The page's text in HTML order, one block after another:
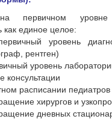
первичном уровне
как единое целое:
уровень
рентген)
уровень
консультации
расписании педиатров
хирургов и
дневных